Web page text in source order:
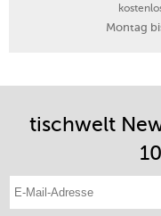
Montag
tischwelt